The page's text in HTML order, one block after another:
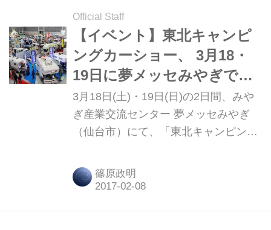
どを展開している「カーシェアリン
グ・ジャパン」で、3月17日からキャ
ンピングカーのレンタルを開始する。
Official Staff
【イベント】東北キャンピ
ングカーショー、 3月18・
19日に夢メッセみやぎで開
催！
3月18日(土)・19日(日)の2日間、みや
ぎ産業交流センター 夢メッセみやぎ
（仙台市）にて、「東北キャンピング
のイベントは、東北地区の本格的なキ
ャンピングカー展示商談会として1995
篠原政明